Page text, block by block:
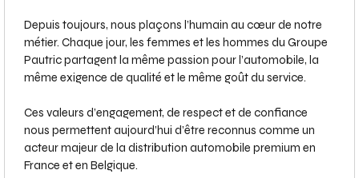
Depuis toujours, nous plaçons l’humain au cœur de notre
métier. Chaque jour, les femmes et les hommes du Groupe
Pautric partagent la même passion pour l’automobile, la
même exigence de qualité et le même goût du service.
Ces valeurs d’engagement, de respect et de confiance
nous permettent aujourd’hui d’être reconnus comme un
acteur majeur de la distribution automobile premium en
France et en Belgique.